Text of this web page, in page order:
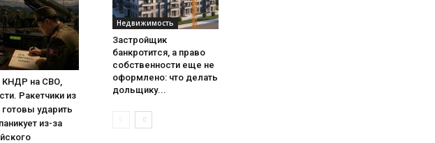
КНДР на СВО,
Ракетчики из
ударить
из-за
Недвижимость
Застройщик
банкротится, а право
собственности еще не
оформлено: что делать
дольщику...